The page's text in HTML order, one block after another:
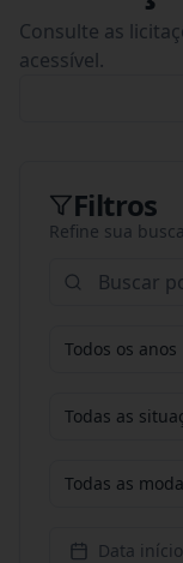
Consulte as
acessível.
Filtros
Refine sua
Todos os anos
Todas as
Todas as
Data início